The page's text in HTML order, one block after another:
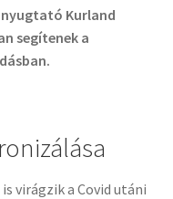
nyugtató Kurland
segítenek a
virágzik a Covid utáni